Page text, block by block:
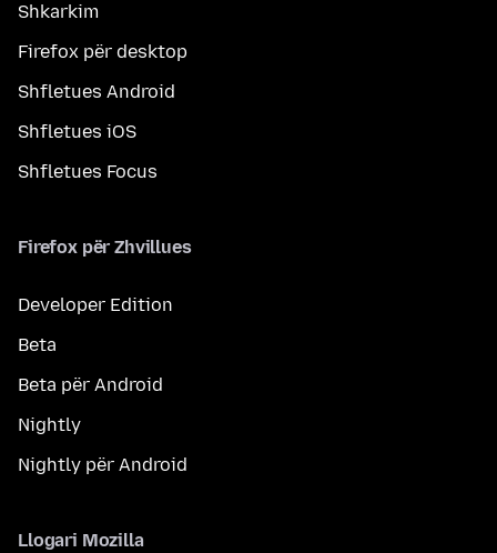
Shkarkim
Firefox për desktop
Shfletues Android
Shfletues iOS
Shfletues Focus
Firefox për Zhvillues
Developer Edition
Beta
Beta për Android
Nightly
Nightly për Android
Llogari Mozilla